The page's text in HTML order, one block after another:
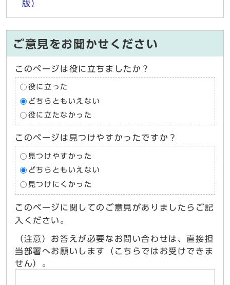
版)
ご意見をお聞かせください
このページは役に立ちましたか？
役に立った
どちらともいえない
役に立たなかった
このページは見つけやすかったですか？
見つけやすかった
どちらともいえない
見つけにくかった
このページに関してのご意見がありましたらご記
入ください。
（注意）お答えが必要なお問い合わせは、直接担
当部署へお願いします（こちらではお受けできま
せん）。